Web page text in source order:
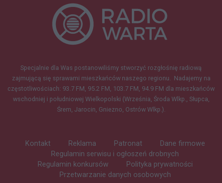
Specjalnie dla Was postanowiliśmy stworzyć rozgłośnię radiową
zajmującą się sprawami mieszkańców naszego regionu. Nadajemy na
częstotliwościach: 93.7 FM, 95.2 FM, 103.7 FM, 94.9 FM dla mieszkańców
wschodniej i południowej Wielkopolski (Września, Środa Wlkp., Słupca,
Śrem, Jarocin, Gniezno, Ostrów Wlkp.).
Kontakt Reklama Patronat
Dane firmowe
Regulamin serwisu i ogłoszeń drobnych
Regulamin konkursów
Polityka prywatności
Przetwarzanie danych osobowych